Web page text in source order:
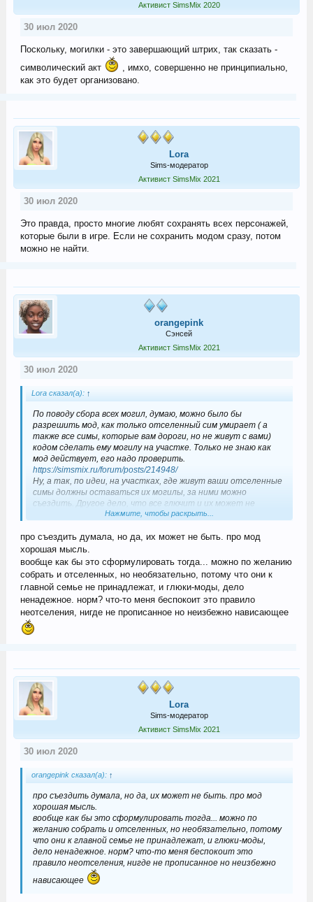
Активист SimsMix 2020
30 июл 2020
Поскольку, могилки - это завершающий штрих, так сказать -
символический акт
, имхо, совершенно не принципиально,
как это будет организовано.
Lora
Sims-модератор
Активист SimsMix 2021
30 июл 2020
Это правда, просто многие любят сохранять всех персонажей,
которые были в игре. Если не сохранить модом сразу, потом
можно не найти.
orangepink
Сэнсей
Активист SimsMix 2021
30 июл 2020
Lora сказал(а): ↑
По поводу сбора всех могил, думаю, можно было бы
разрешить мод, как только отселенный сим умирает ( а
также все симы, которые вам дороги, но не живут с вами)
кодом сделать ему могилу на участке. Только не знаю как
мод действует, его надо проверить.
https://simsmix.ru/forum/posts/214948/
Ну, а так, по идеи, на участках, где живут ваши отселенные
симы должны оставаться их могилы, за ними можно
съездить. Другое дело, что все глючит и их может не
оказаться. Лучше выезжать сразу после смерти.
Нажмите, чтобы раскрыть...
про съездить думала, но да, их может не быть. про мод
хорошая мысль.
вообще как бы это сформулировать тогда... можно по желанию
собрать и отселенных, но необязательно, потому что они к
главной семье не принадлежат, и глюки-моды, дело
ненадежное. норм? что-то меня беспокоит это правило
неотселения, нигде не прописанное но неизбежно нависающее
Lora
Sims-модератор
Активист SimsMix 2021
30 июл 2020
orangepink сказал(а): ↑
про съездить думала, но да, их может не быть. про мод
хорошая мысль.
вообще как бы это сформулировать тогда... можно по
желанию собрать и отселенных, но необязательно, потому
что они к главной семье не принадлежат, и глюки-моды,
дело ненадежное. норм? что-то меня беспокоит это
правило неотселения, нигде не прописанное но неизбежно
нависающее